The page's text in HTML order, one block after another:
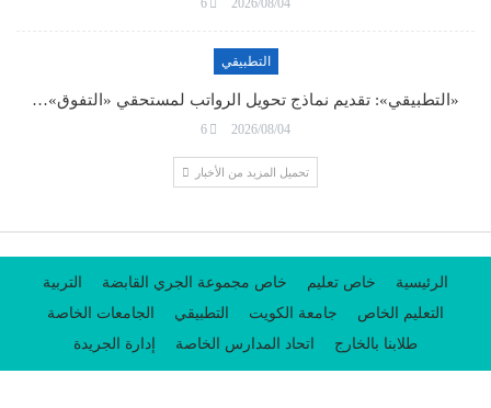
2026/08/04
6
التطبيقي
«التطبيقي»: تقديم نماذج تحويل الرواتب لمستحقي «التفوق»…
2026/08/04
6
تحميل المزيد من الأخبار
الرئيسية خاص تعليم خاص مجموعة الجري القابضة
التربية
التعليم الخاص
جامعة الكويت التطبيقي
الجامعات الخاصة
طلابنا بالخارج
اتحاد المدارس الخاصة إدارة الجريدة